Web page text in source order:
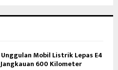
Mobil Listrik Lepas E4
600 Kilometer